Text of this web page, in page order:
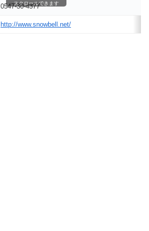
0547-30-4377
http://www.snowbell.net/
スクロールできます